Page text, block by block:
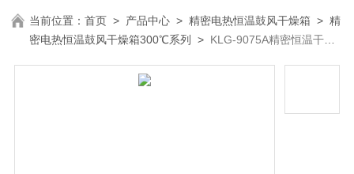
当前位置：首页 > 产品中心 >精密电热恒温鼓风干燥箱 >精
密电热恒温鼓风干燥箱300℃系列 > KLG-9075A精密恒温干燥